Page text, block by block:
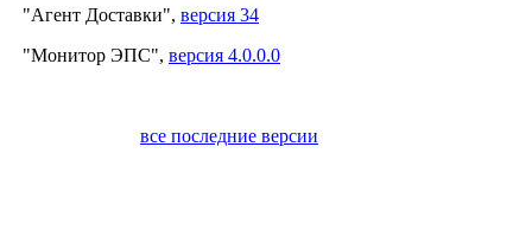
"Агент Доставки", версия 34
"Монитор ЭПС", версия 4.0.0.0
все последние версии